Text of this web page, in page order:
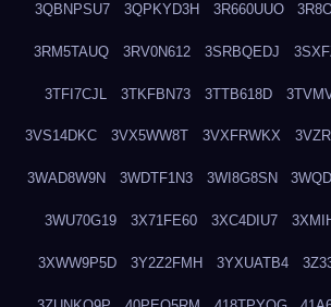
3QBNPSU7 3QPKYD3H 3R660UUO
3RM5TAUQ 3RV0N612 3SRBQEDJ
3TFI7CJL 3TKFBN73 3TTB618D
3VS14DKC 3VX5WW8T 3VXFRWKX
3WAD8W9N 3WDTF1N3 3WI8G8SN
3WU70G19 3X71FE60 3XC4DIU7
3XWW9P5D 3Y2Z2FMH 3YXUATB4